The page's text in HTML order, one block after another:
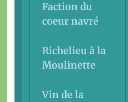
Faction du
coeur navré
Richelieu à la
Moulinette
Vin de la